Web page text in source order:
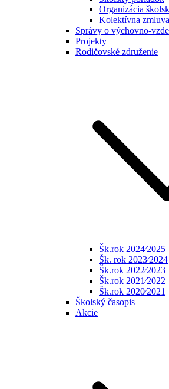
Organizácia
Kolektívna zmluva
Správy o výchovno-
Projekty
Rodičovské združenie
Šk.rok 2024⁄2025
Šk. rok 2023⁄2024
Šk.rok 2022⁄2023
Šk.rok 2021⁄2022
Šk.rok 2020⁄2021
Školský časopis
Akcie